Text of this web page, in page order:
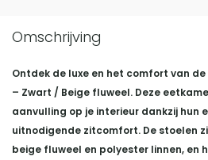
Ontdek de luxe en het comfort van
– Zwart / Beige fluweel. Deze
aanvulling op je interieur dankzij hun
uitnodigende zitcomfort. De stoelen
beige fluweel en polyester linnen, en